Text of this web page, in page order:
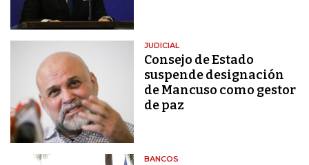
JUDICIAL
Consejo de Estado
suspende designación
de Mancuso como gestor
de paz
BANCOS